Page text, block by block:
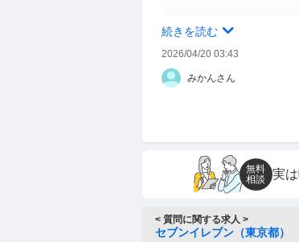
難しいなら店長の機嫌
LINEでも伝えて電話や
LINEの文面だけだと
続きを読む
2026/04/20 03:43
みかんさん
無料
相談
実
< 質問に関する求人 >
セブンイレブン（東京都）